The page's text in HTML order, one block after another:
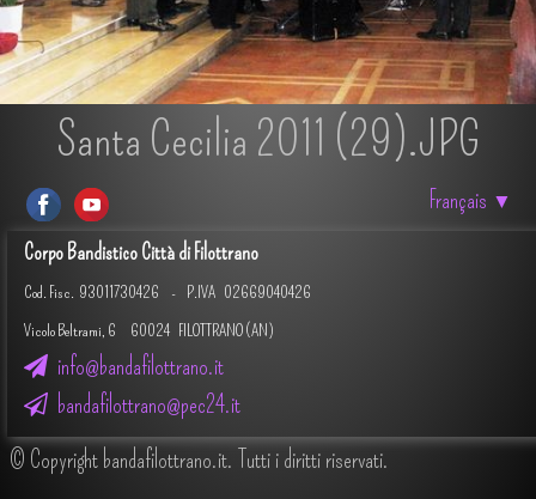
Santa Cecilia 2011 (29).JPG
Français ▼
Corpo Bandistico Città di Filottrano
Cod. Fisc. 93011730426 - P.IVA 02669040426
Vicolo Beltrami, 6 60024 FILOTTRANO (AN)
info@bandafilottrano.it
bandafilottrano@pec24.it
© Copyright bandafilottrano.it. Tutti i diritti riservati.